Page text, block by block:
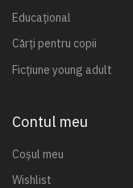
Educațional
Cărți pentru copii
Ficțiune young adult
Contul meu
Coșul meu
Wishlist